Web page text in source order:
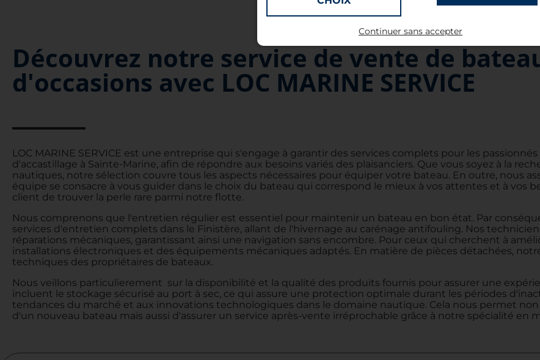
Découvrez notre service de vente de
d'occasions avec LOC MARINE SERVICE
LOC MARINE SERVICE est une entreprise qui s'engage à garantir des services complets pour les
d'accastillage à Sainte-Marine, afin de répondre aux besoins variés des plaisanciers. Que vous soyez à la
nautiques, notre sélection couvre tous les aspects nécessaires pour équiper votre bateau. En outre, nous
équipe se consacre à vous guider dans le choix du bateau qui correspond le mieux à vos attentes et à vos
client de trouver la perle rare parmi notre flotte.
Nous comprenons que l'entretien régulier est essentiel pour maintenir un bateau en bon état. Par
services d'entretien complets dans le Finistère, allant de l'hivernage au carénage antifouling. Nos
réparations mécaniques, garantissant ainsi une navigation sans encombre. Pour ceux qui cherchent à
installations électroniques et des équipements mécaniques adaptés. En matière de pièces détachées,
techniques des propriétaires de bateaux.
Nous veillons particulierement sur la disponibilité et la qualité des produits fournis pour assurer une
incluent le stockage sécurisé au port à sec, ce qui assure une protection optimale durant les périodes
tendances du marché et aux innovations technologiques dans le domaine nautique. Cela nous permet
d'un nouveau bateau mais aussi d'assurer un service après-vente irréprochable grâce à notre spécialité en
Continuer sans accepter